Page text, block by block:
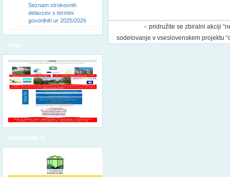
Seznam strokovnih
delavcev s termini
govorilnih ur 2025/2026
Vizija
Zanimivček 32
« pridružite se zbiralni akciji
sodelovanje v vseslovenskem projektu